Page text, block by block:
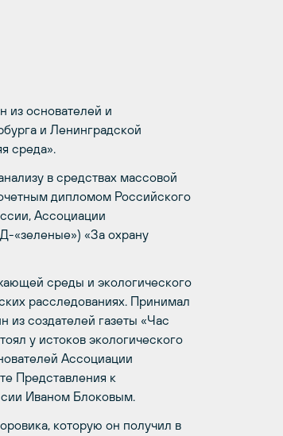
из основателей и
и Ленинградской
среда».
в средствах массовой
дипломом Российского
Ассоциации
«зеленые») «За охрану
среды и экологического
расследованиях. Принимал
из создателей газеты «Час
у истоков экологического
Ассоциации
Представления к
Иваном Блоковым.
которую он получил в